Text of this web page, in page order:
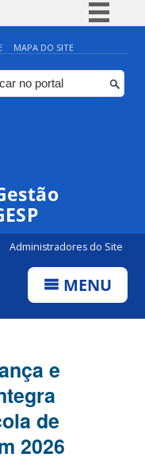
Simplifique!
Comunica BR
Participe
MAPA DO SITE
Administradores do Site
MENU
e
de
2026